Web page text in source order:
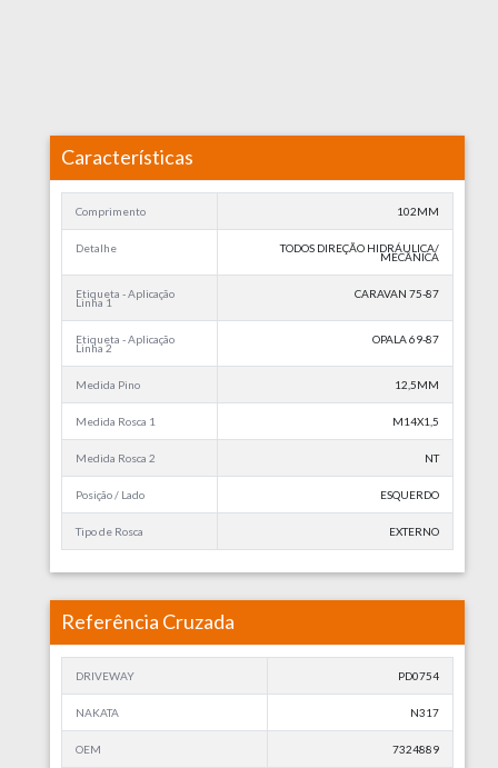
Características
Comprimento 102MM
Detalhe TODOS DIREÇÃO HIDRÁULICA/
MECÂNICA
Etiqueta - Aplicação
Linha 1
CARAVAN 75-87
Etiqueta - Aplicação
Linha 2
OPALA 69-87
Medida Pino 12,5MM
Medida Rosca 1 M14X1,5
Medida Rosca 2 NT
Posição / Lado ESQUERDO
Tipo de Rosca EXTERNO
Referência Cruzada
DRIVEWAY PD0754
NAKATA N317
OEM 7324889